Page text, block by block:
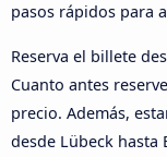
pasos rápidos para
Reserva el billete
Cuanto antes
precio. Además,
desde Lübeck